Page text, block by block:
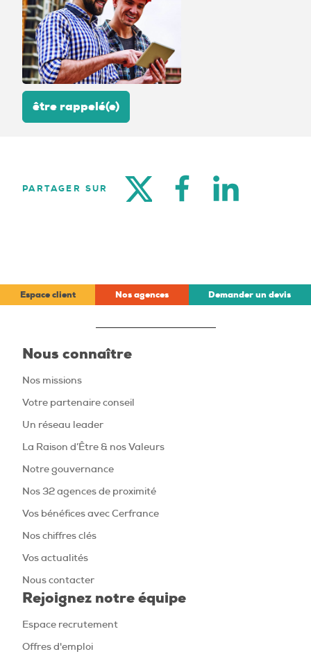
être rappelé(e)
PARTAGER SUR
TWITTER FACEBOOK
Espace client Nos agences Demander un devis
Nous connaître
Nos missions
Votre partenaire conseil
Un réseau leader
La Raison d’Être & nos Valeurs
Notre gouvernance
Nos 32 agences de proximité
Vos bénéfices avec Cerfrance
Nos chiffres clés
Vos actualités
Nous contacter
Rejoignez notre équipe
Espace recrutement
Offres d'emploi